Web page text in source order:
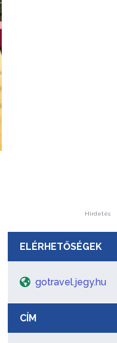
Hirdetés
ELÉRHETŐSÉGEK
gotravel.jegy.hu
CÍM